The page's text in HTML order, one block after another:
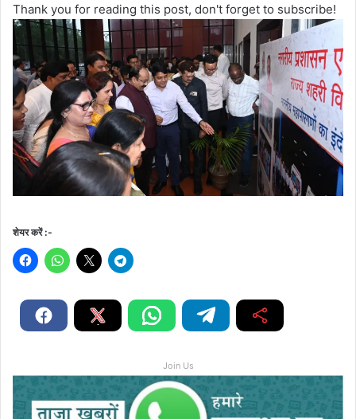
Thank you for reading this post, don't forget to subscribe!
शेयर करें :-
Join Us